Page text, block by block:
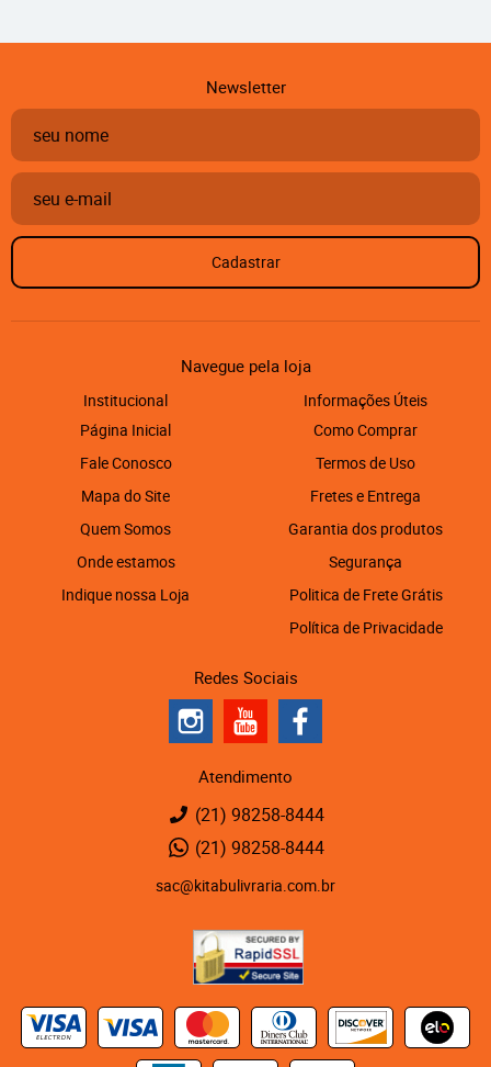
Newsletter
Cadastrar
Navegue pela loja
Institucional
Página Inicial
Fale Conosco
Mapa do Site
Quem Somos
Onde estamos
Indique nossa Loja
Informações Úteis
Como Comprar
Termos de Uso
Fretes e Entrega
Garantia dos produtos
Segurança
Politica de Frete Grátis
Política de Privacidade
Redes Sociais
Atendimento
(21) 98258-8444
(21) 98258-8444
sac@kitabulivraria.com.br